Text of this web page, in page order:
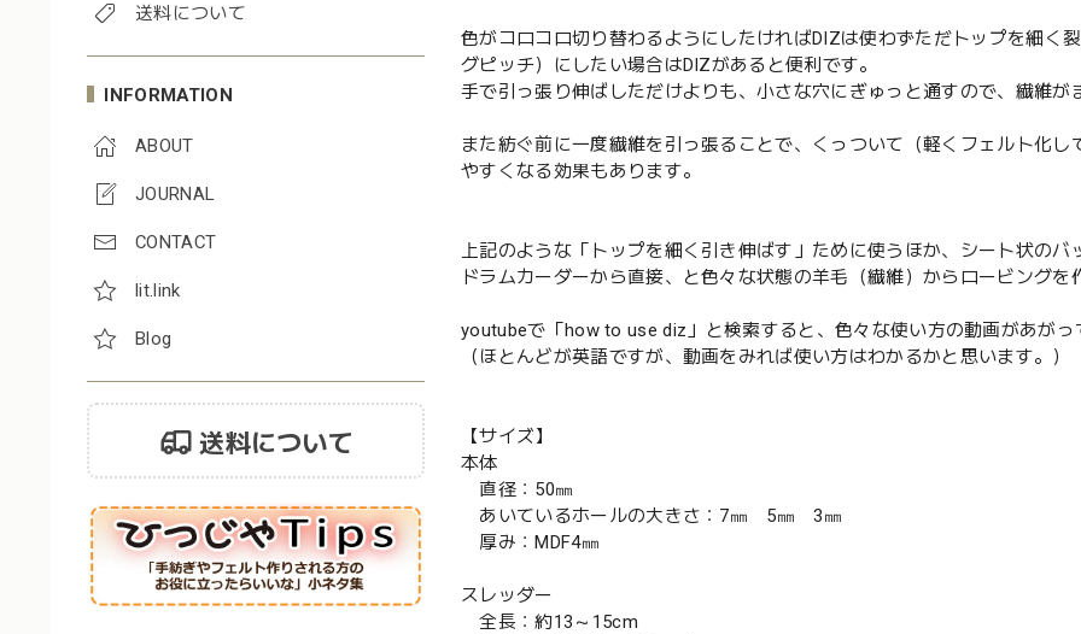
送料について
INFORMATION
ABOUT
JOURNAL
CONTACT
lit.link
Blog
送料について
色がコロコロ切り替わるようにしたければDIZは使わずただトップを細く
グピッチ）にしたい場合はDIZがあると便利です。
手で引っ張り伸ばしただけよりも、小さな穴にぎゅっと通すので、繊維
また紡ぐ前に一度繊維を引っ張ることで、くっついて（軽くフェルト化
やすくなる効果もあります。
上記のような「トップを細く引き伸ばす」ために使うほか、シート状の
ドラムカーダーから直接、と色々な状態の羊毛（繊維）からロービングを
youtubeで「how to use diz」と検索すると、色々な使い方の動画があがっ
（ほとんどが英語ですが、動画をみれば使い方はわかるかと思います。）
【サイズ】
本体
直径：50㎜
あいているホールの大きさ：7㎜ 5㎜ 3㎜
厚み：MDF4㎜
スレッダー
全長：約13～15cm